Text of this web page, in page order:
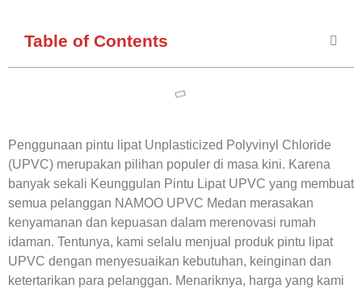
Table of Contents
Penggunaan pintu lipat Unplasticized Polyvinyl Chloride
(UPVC) merupakan pilihan populer di masa kini. Karena
banyak sekali Keunggulan Pintu Lipat UPVC yang membuat
semua pelanggan NAMOO UPVC Medan merasakan
kenyamanan dan kepuasan dalam merenovasi rumah
idaman. Tentunya, kami selalu menjual produk pintu lipat
UPVC dengan menyesuaikan kebutuhan, keinginan dan
ketertarikan para pelanggan. Menariknya, harga yang kami